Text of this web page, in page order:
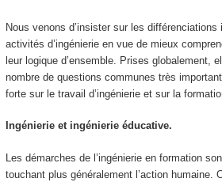
Nous venons d’insister sur les différenciations
activités d’ingénierie en vue de mieux
leur logique d’ensemble. Prises globalement,
nombre de questions communes très
forte sur le travail d’ingénierie et sur la
Ingénierie et ingénierie éducative.
Les démarches de l’ingénierie en formation
touchant plus généralement l’action humaine.